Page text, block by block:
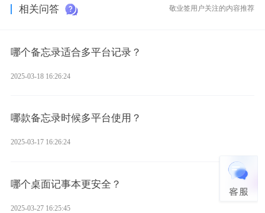
相关问答 敬业签用户关注的内容推荐
哪个备忘录适合多平台记录？
2025-03-18 16:26:24
哪款备忘录时候多平台使用？
2025-03-17 16:26:24
哪个桌面记事本更安全？
2025-03-27 16:25:45